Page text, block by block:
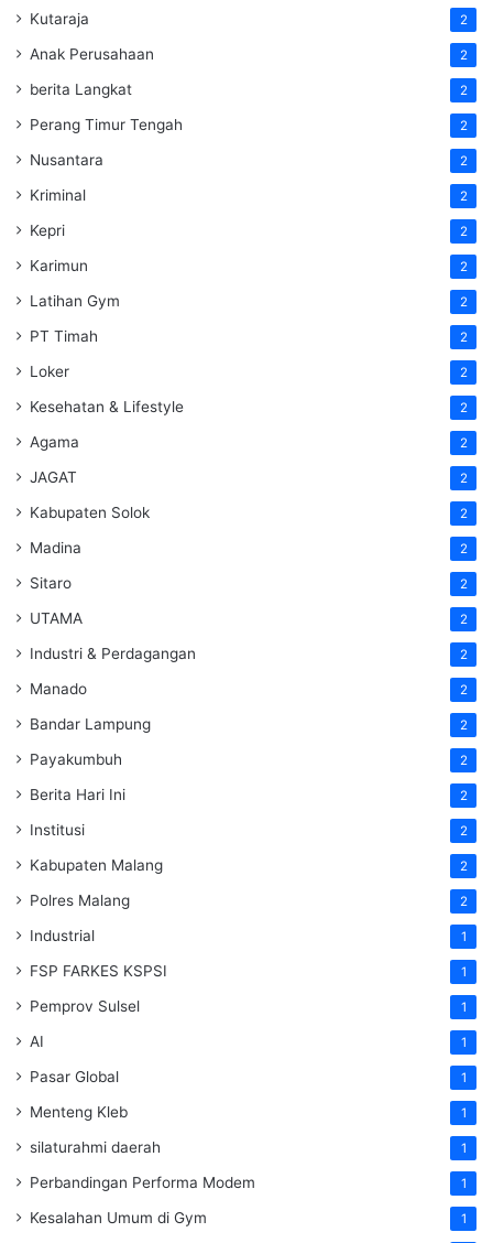
Kutaraja 2
Anak Perusahaan 2
berita Langkat 2
Perang Timur Tengah 2
Nusantara 2
Kriminal 2
Kepri 2
Karimun 2
Latihan Gym 2
PT Timah 2
Loker 2
Kesehatan & Lifestyle 2
Agama 2
JAGAT 2
Kabupaten Solok 2
Madina 2
Sitaro 2
UTAMA 2
Industri & Perdagangan 2
Manado 2
Bandar Lampung 2
Payakumbuh 2
Berita Hari Ini 2
Institusi 2
Kabupaten Malang 2
Polres Malang 2
Industrial 1
FSP FARKES KSPSI 1
Pemprov Sulsel 1
AI 1
Pasar Global 1
Menteng Kleb 1
silaturahmi daerah 1
Perbandingan Performa Modem 1
Kesalahan Umum di Gym 1